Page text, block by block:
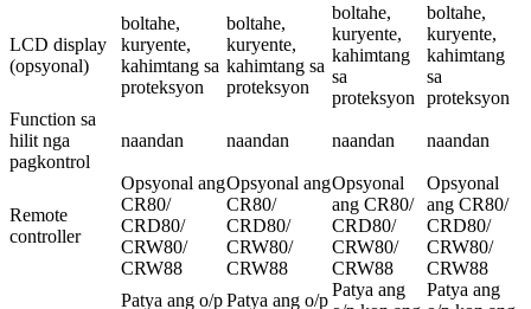
LCD display
(opsyonal)
boltahe,
kuryente,
kahimtang sa
proteksyon
boltahe,
kuryente,
kahimtang sa
proteksyon
boltahe,
kuryente,
kahimtang
sa
proteksyon
boltahe,
kuryente,
kahimtang
sa
proteksyon
Function sa
hilit nga
pagkontrol
naandan naandan naandan naandan
Remote
controller
Opsyonal ang
CR80/
CRD80/
CRW80/
CRW88
Opsyonal ang
CR80/
CRD80/
CRW80/
CRW88
Opsyonal
ang CR80/
CRD80/
CRW80/
CRW88
Opsyonal
ang CR80/
CRD80/
CRW80/
CRW88
Patya ang o/pPatya ang o/p
Patya ang
Patya ang